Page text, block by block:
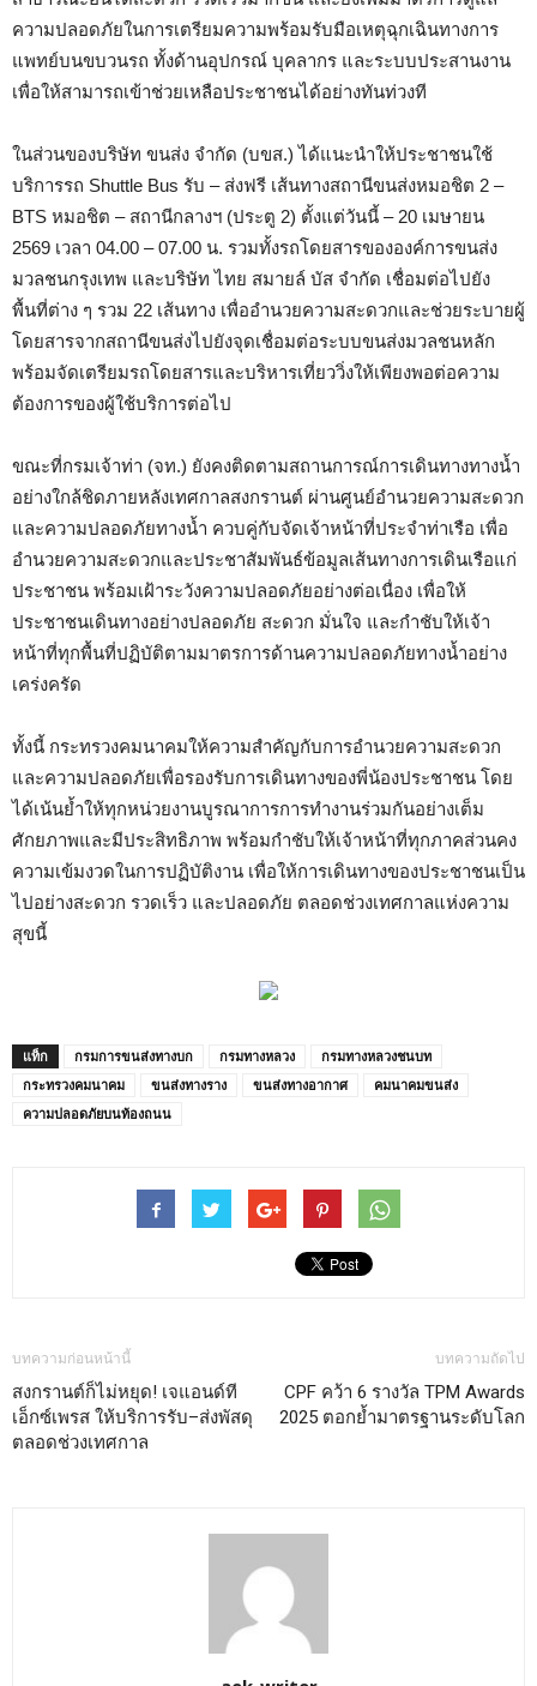
ความปลอดภัยในการเตรียมความพร้อมรับมือเหตุฉุกเฉินทางการ
แพทย์บนขบวนรถ ทั้งด้านอุปกรณ์ บุคลากร และระบบประสานงาน
เพื่อให้สามารถเข้าช่วยเหลือประชาชนได้อย่างทันท่วงที
ในส่วนของบริษัท ขนส่ง จำกัด (บขส.) ได้แนะนำให้ประชาชนใช้
บริการรถ Shuttle Bus รับ – ส่งฟรี เส้นทางสถานีขนส่งหมอชิต 2 –
BTS หมอชิต – สถานีกลางฯ (ประตู 2) ตั้งแต่วันนี้ – 20 เมษายน
2569 เวลา 04.00 – 07.00 น. รวมทั้งรถโดยสารขององค์การขนส่ง
มวลชนกรุงเทพ และบริษัท ไทย สมายล์ บัส จำกัด เชื่อมต่อไปยัง
พื้นที่ต่าง ๆ รวม 22 เส้นทาง เพื่ออำนวยความสะดวกและช่วยระบายผู้
โดยสารจากสถานีขนส่งไปยังจุดเชื่อมต่อระบบขนส่งมวลชนหลัก
พร้อมจัดเตรียมรถโดยสารและบริหารเที่ยววิ่งให้เพียงพอต่อความ
ต้องการของผู้ใช้บริการต่อไป
ขณะที่กรมเจ้าท่า (จท.) ยังคงติดตามสถานการณ์การเดินทางทางน้ำ
อย่างใกล้ชิดภายหลังเทศกาลสงกรานต์ ผ่านศูนย์อำนวยความสะดวก
และความปลอดภัยทางน้ำ ควบคู่กับจัดเจ้าหน้าที่ประจำท่าเรือ เพื่อ
อำนวยความสะดวกและประชาสัมพันธ์ข้อมูลเส้นทางการเดินเรือแก่
ประชาชน พร้อมเฝ้าระวังความปลอดภัยอย่างต่อเนื่อง เพื่อให้
ประชาชนเดินทางอย่างปลอดภัย สะดวก มั่นใจ และกำชับให้เจ้า
หน้าที่ทุกพื้นที่ปฏิบัติตามมาตรการด้านความปลอดภัยทางน้ำอย่าง
เคร่งครัด
ทั้งนี้ กระทรวงคมนาคมให้ความสำคัญกับการอำนวยความสะดวก
และความปลอดภัยเพื่อรองรับการเดินทางของพี่น้องประชาชน โดย
ได้เน้นย้ำให้ทุกหน่วยงานบูรณาการการทำงานร่วมกันอย่างเต็ม
ศักยภาพและมีประสิทธิภาพ พร้อมกำชับให้เจ้าหน้าที่ทุกภาคส่วนคง
ความเข้มงวดในการปฏิบัติงาน เพื่อให้การเดินทางของประชาชนเป็น
ไปอย่างสะดวก รวดเร็ว และปลอดภัย ตลอดช่วงเทศกาลแห่งความ
สุขนี้
แท็ก กรมการขนส่งทางบก กรมทางหลวง
กรมทางหลวงชนบท
กระทรวงคมนาคม
ขนส่งทางราง ขนส่งทางอากาศ
คมนาคมขนส่ง
ความปลอดภัยบนท้องถนน
บทความก่อนหน้านี้
สงกรานต์ก็ไม่หยุด! เจแอนด์ที
เอ็กซ์เพรส ให้บริการรับ–ส่งพัสดุ
ตลอดช่วงเทศกาล
บทความถัดไป
CPF คว้า 6 รางวัล TPM Awards
2025 ตอกย้ำมาตรฐานระดับโลก